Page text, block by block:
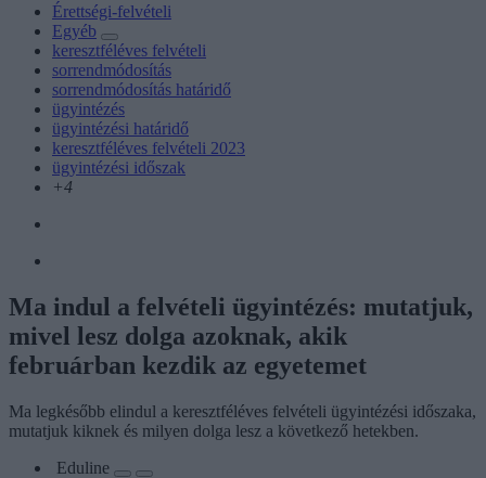
Érettségi-felvételi
Egyéb
keresztféléves felvételi
sorrendmódosítás
sorrendmódosítás határidő
ügyintézés
ügyintézési határidő
keresztféléves felvételi 2023
ügyintézési időszak
+4
Ma indul a felvételi ügyintézés: mutatjuk,
mivel lesz dolga azoknak, akik
februárban kezdik az egyetemet
Ma legkésőbb elindul a keresztféléves felvételi ügyintézési időszaka,
mutatjuk kiknek és milyen dolga lesz a következő hetekben.
Eduline